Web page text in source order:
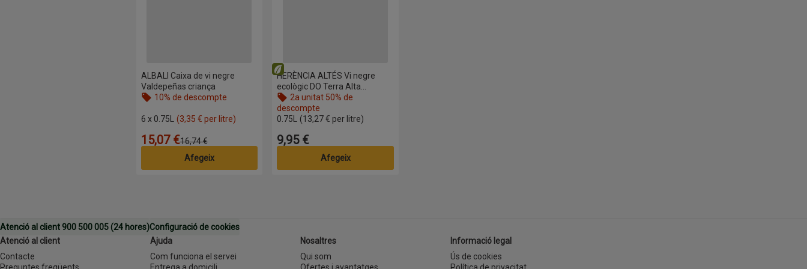
ALBALI Caixa de vi negre
Valdepeñas criança
10% de descompte
Nom de l’oferta: 10% de descompte, , fes clic per visualitzar una llista de productes sobre l’oferta
6 x 0.75L (3,35 € per litre)
Preu
15,07 €
Preu anterior16,74 €
Afegeix
Eco
HERÈNCIA ALTÉS Vi negre
ecològic DO Terra Alta
Cupatge
2a unitat 50% de
descompte
Nom de l’oferta: 2a unitat 50% de descompte, , fes clic per visualitzar una llista de productes sobre l’oferta
0.75L (13,27 € per litre)
Preu
9,95 €
Afegeix
Atenció al client 900 500 005 (24 hores)Configuració de cookies
Atenció al client
Contacte
Ajuda
Com funciona el servei
Nosaltres
Qui som
Informació legal
Ús de cookies